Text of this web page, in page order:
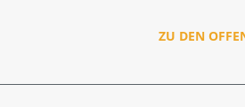
ZU DEN